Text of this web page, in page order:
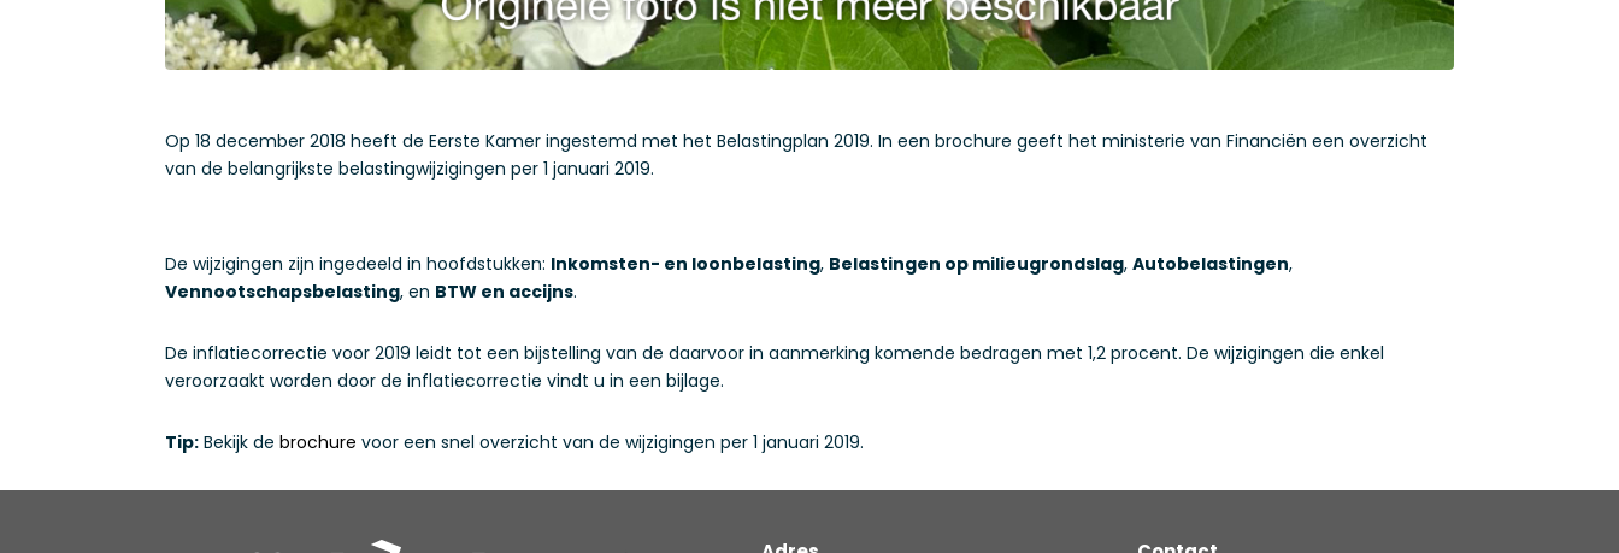
Op 18 december 2018 heeft de Eerste Kamer ingestemd met het Belastingplan 2019. In een brochure geeft het ministerie van Financiën een overzicht
van de belangrijkste belastingwijzigingen per 1 januari 2019.
De wijzigingen zijn ingedeeld in hoofdstukken: Inkomsten- en loonbelasting, Belastingen op milieugrondslag, Autobelastingen,
Vennootschapsbelasting, en BTW en accijns.
De inflatiecorrectie voor 2019 leidt tot een bijstelling van de daarvoor in aanmerking komende bedragen met 1,2 procent. De wijzigingen die enkel
veroorzaakt worden door de inflatiecorrectie vindt u in een bijlage.
Tip: Bekijk de brochure voor een snel overzicht van de wijzigingen per 1 januari 2019.